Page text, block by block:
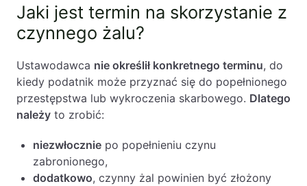
Jaki jest termin na skorzystanie z
czynnego żalu?
Ustawodawca nie określił konkretnego terminu, do
kiedy podatnik może przyznać się do popełnionego
przestępstwa lub wykroczenia skarbowego. Dlatego
należy to zrobić:
niezwłocznie po popełnieniu czynu
zabronionego,
dodatkowo, czynny żal powinien być złożony